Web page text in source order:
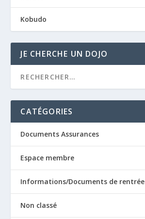
Kobudo
JE CHERCHE UN DOJO
CATÉGORIES
Documents Assurances
Espace membre
Informations/Documents de rentrée
Non classé